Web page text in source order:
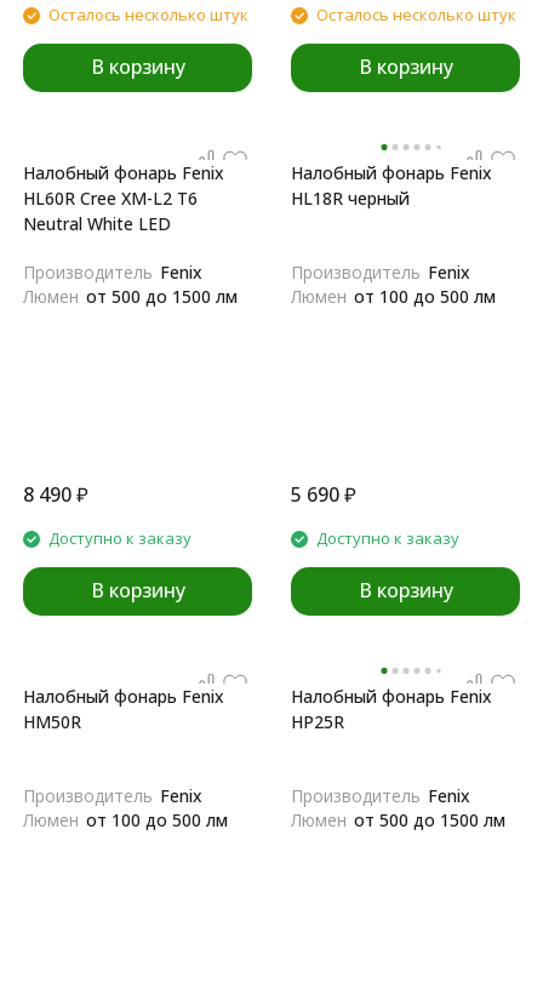
Осталось несколько штук
В корзину
Осталось несколько штук
В корзину
Налобный фонарь Fenix
HL60R Cree XM-L2 T6
Neutral White LED
Производитель Fenix
Люмен от 500 до 1500 лм
8 490₽
Доступно к заказу
В корзину
Налобный фонарь Fenix
HL18R черный
Производитель Fenix
Люмен от 100 до 500 лм
5 690₽
Доступно к заказу
В корзину
Налобный фонарь Fenix
HM50R
Производитель Fenix
Люмен от 100 до 500 лм
Налобный фонарь Fenix
HP25R
Производитель Fenix
Люмен от 500 до 1500 лм